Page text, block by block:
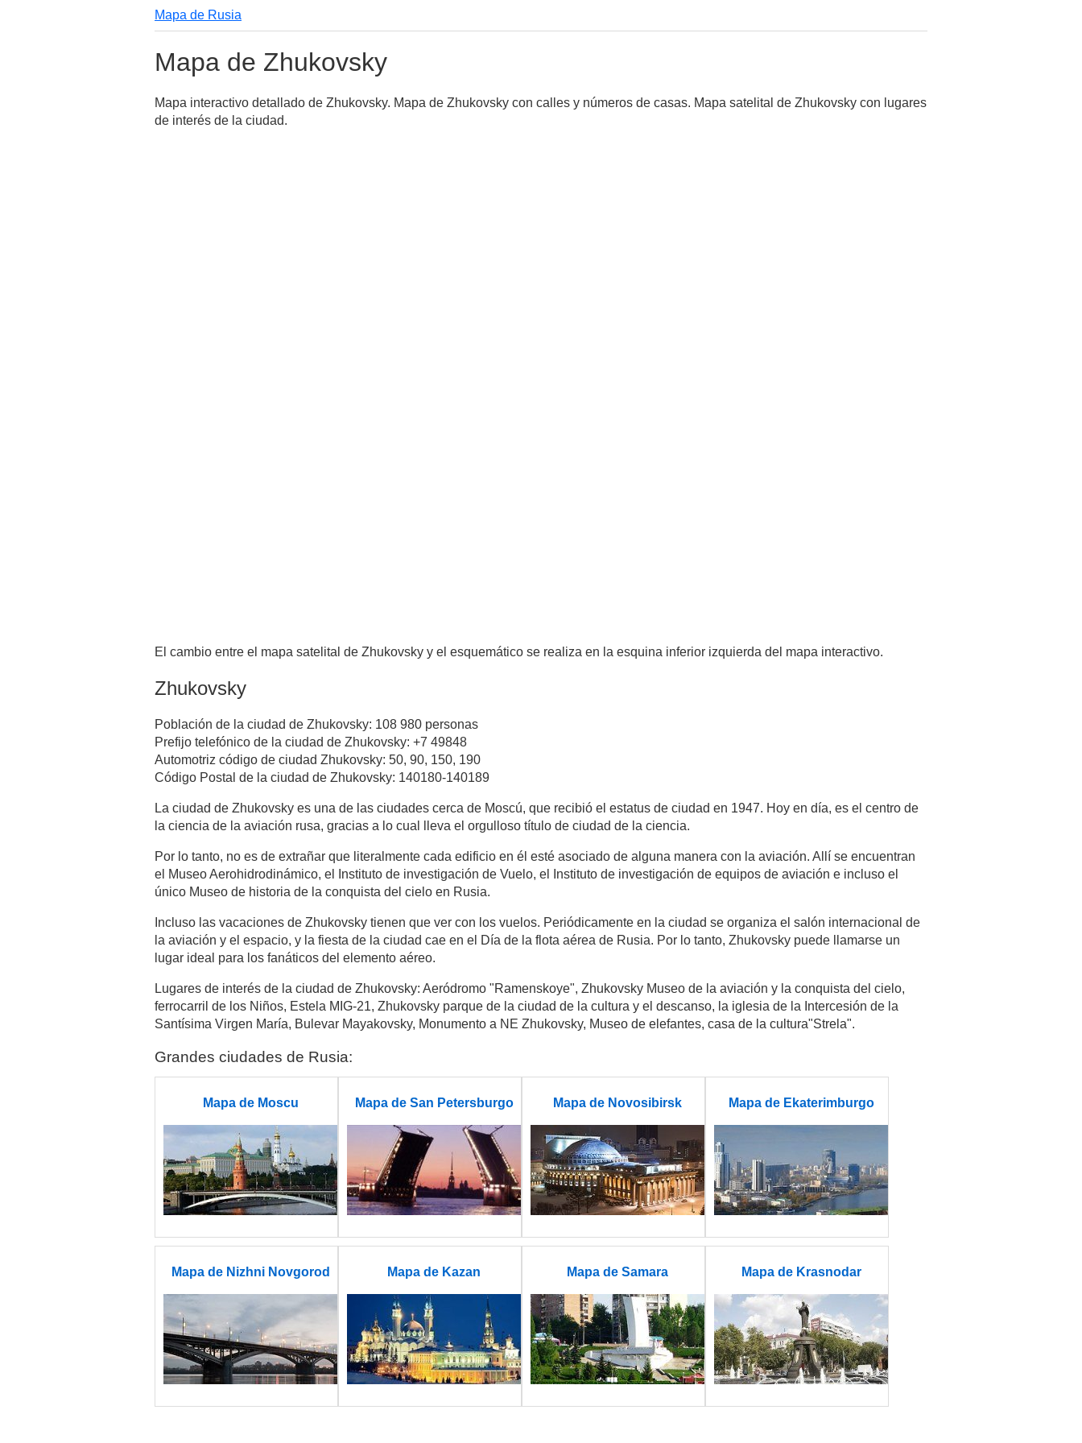
Mapa de Rusia
Mapa de Zhukovsky
Mapa interactivo detallado de Zhukovsky. Mapa de Zhukovsky con calles y números de casas. Mapa satelital de Zhukovsky con lugares
de interés de la ciudad.
El cambio entre el mapa satelital de Zhukovsky y el esquemático se realiza en la esquina inferior izquierda del mapa interactivo.
Zhukovsky
Población de la ciudad de Zhukovsky: 108 980 personas
Prefijo telefónico de la ciudad de Zhukovsky: +7 49848
Automotriz código de ciudad Zhukovsky: 50, 90, 150, 190
Código Postal de la ciudad de Zhukovsky: 140180-140189
La ciudad de Zhukovsky es una de las ciudades cerca de Moscú, que recibió el estatus de ciudad en 1947. Hoy en día, es el centro de
la ciencia de la aviación rusa, gracias a lo cual lleva el orgulloso título de ciudad de la ciencia.
Por lo tanto, no es de extrañar que literalmente cada edificio en él esté asociado de alguna manera con la aviación. Allí se encuentran
el Museo Aerohidrodinámico, el Instituto de investigación de Vuelo, el Instituto de investigación de equipos de aviación e incluso el
único Museo de historia de la conquista del cielo en Rusia.
Incluso las vacaciones de Zhukovsky tienen que ver con los vuelos. Periódicamente en la ciudad se organiza el salón internacional de
la aviación y el espacio, y la fiesta de la ciudad cae en el Día de la flota aérea de Rusia. Por lo tanto, Zhukovsky puede llamarse un
lugar ideal para los fanáticos del elemento aéreo.
Lugares de interés de la ciudad de Zhukovsky: Aeródromo "Ramenskoye", Zhukovsky Museo de la aviación y la conquista del cielo,
ferrocarril de los Niños, Estela MIG-21, Zhukovsky parque de la ciudad de la cultura y el descanso, la iglesia de la Intercesión de la
Santísima Virgen María, Bulevar Mayakovsky, Monumento a NE Zhukovsky, Museo de elefantes, casa de la cultura"Strela".
Grandes ciudades de Rusia:
Mapa de Moscu Mapa de San Petersburgo Mapa de Novosibirsk Mapa de Ekaterimburgo
Mapa de Nizhni Novgorod Mapa de Kazan Mapa de Samara Mapa de Krasnodar